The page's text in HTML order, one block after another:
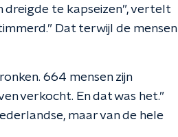
dreigde te kapseizen”, vertelt
Dat terwijl de mensen
664 mensen zijn
verkocht. En dat was het.”
maar van de hele